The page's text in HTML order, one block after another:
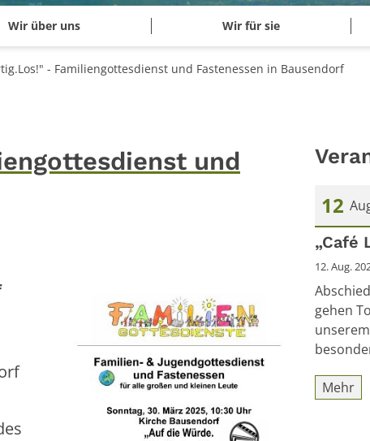
Wir über uns Wir für sie
- Familiengottesdienst und Fastenessen in Bausendorf
und
12
Datum:
„Café
12. Aug.
gehen
Mehr